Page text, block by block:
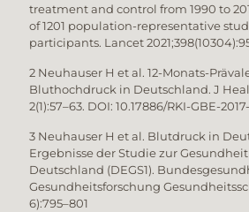
treatment and control from 1990 to
of 1201 population-representative
participants. Lancet
2 Neuhauser H et al. 12-Monats-
Bluthochdruck in Deutschland. J
2(1):57–63. DOI: 10.17886/RKI-GBE-
3 Neuhauser H et al. Blutdruck in
Ergebnisse der Studie zur
Deutschland (DEGS1).
Gesundheitsforschung
6):795–801